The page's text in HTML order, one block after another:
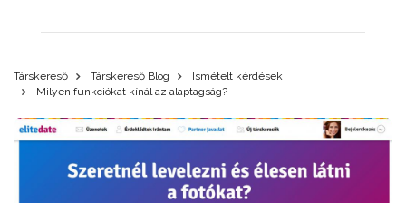
Társkereső Társkereső Blog
Ismételt kérdések
Milyen funkciókat kínál az alaptagság?